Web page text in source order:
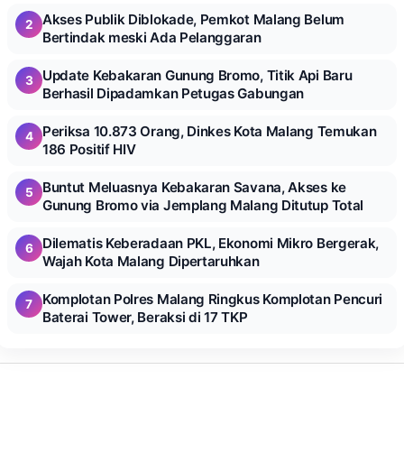
2
Akses Publik Diblokade, Pemkot Malang Belum
Bertindak meski Ada Pelanggaran
3
Update Kebakaran Gunung Bromo, Titik Api Baru
Berhasil Dipadamkan Petugas Gabungan
4
Periksa 10.873 Orang, Dinkes Kota Malang Temukan
186 Positif HIV
5
Buntut Meluasnya Kebakaran Savana, Akses ke
Gunung Bromo via Jemplang Malang Ditutup Total
6
Dilematis Keberadaan PKL, Ekonomi Mikro Bergerak,
Wajah Kota Malang Dipertaruhkan
7
Komplotan Polres Malang Ringkus Komplotan Pencuri
Baterai Tower, Beraksi di 17 TKP